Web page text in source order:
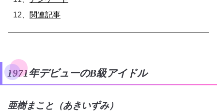
12、 関連記事
1971年デビューのB級アイドル
亜樹まこと（あきいずみ）